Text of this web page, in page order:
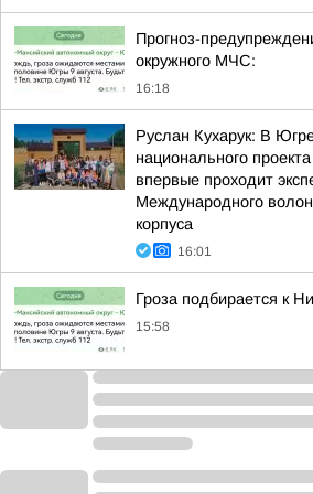
Прогноз-
окружного МЧС:
16:18
Руслан Кухарук: В
национального
впервые проходит
Международного
корпуса
16:01
Гроза подбирается к
15:58